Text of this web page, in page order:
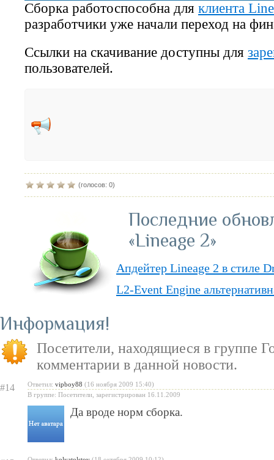
Сборка работоспособна для клиента
разработчики уже начали переход на
Ссылки на скачивание доступны для
пользователей.
(голосов: 0)
Последние
«Lineage 2»
Апдейтер Lineage 2 в стиле
L2-Event Engine
бесплатную модель
«Испеки свою любовь» —
Святого Валентина
Информация
Посетители, находящиеся в группе
комментарии в данной новости.
#14 Ответил: vipboy88 (16 ноября 2009 15:40)
В группе: Посетители, зарегистрирован 16.11.2009
Да вроде норм сборка.